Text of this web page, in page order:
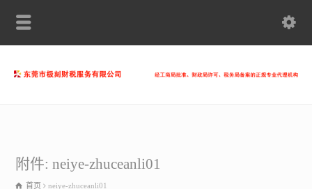
附件: neiye-zhuceanli01
首页 neiye-zhuceanli01